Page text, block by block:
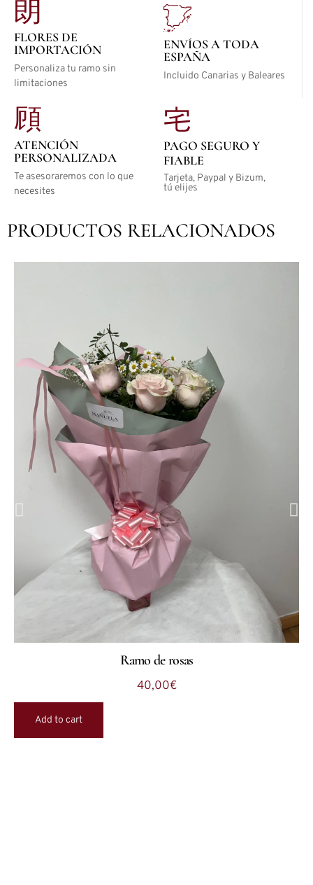
FLORES DE
IMPORTACIÓN
Personaliza tu ramo sin
limitaciones
ENVÍOS A TODA
ESPAÑA
Incluido Canarias y Baleares
ATENCIÓN
PERSONALIZADA
Te asesoraremos con lo que
necesites
PAGO SEGURO Y
FIABLE
Tarjeta, Paypal y Bizum,
tú elijes
PRODUCTOS RELACIONADOS
Ramo de rosas
40,00€
Add to cart